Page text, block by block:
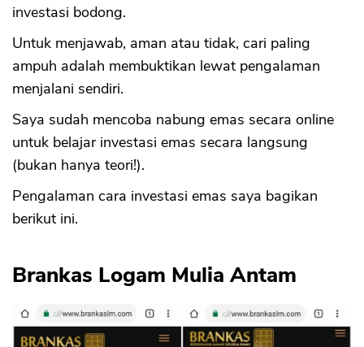
investasi bodong.
Untuk menjawab, aman atau tidak, cari paling
ampuh adalah membuktikan lewat pengalaman
menjalani sendiri.
Saya sudah mencoba nabung emas secara online
untuk belajar investasi emas secara langsung
(bukan hanya teori!).
Pengalaman cara investasi emas saya bagikan
berikut ini.
Brankas Logam Mulia Antam